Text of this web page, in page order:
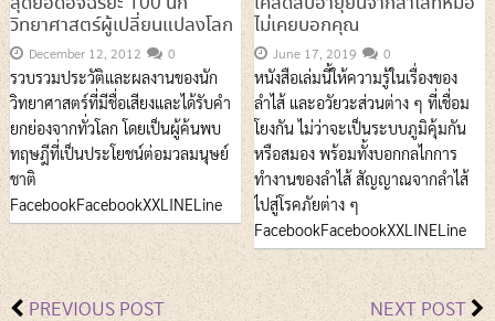
วิทยาศาสตร์ผู้เปลี่ยนแปลงโลก
December 12, 2012 0
รวบรวมประวัติและผลงานของนัก
วิทยาศาสตร์ที่มีชื่อเสียงและได้รับคำ
ยกย่องจากทั่วโลก โดยเป็นผู้ค้นพบ
ทฤษฎีที่เป็นประโยชน์ต่อมวลมนุษย์
ชาติ
FacebookFacebookXXLINELine
ไม่เคยบอกคุณ
June 17, 2019 0
หนังสือเล่มนี้ให้ความรู้ในเรื่องของ
ลำไส้ และอวัยวะส่วนต่าง ๆ ที่เชื่อม
โยงกัน ไม่ว่าจะเป็นระบบภูมิคุ้มกัน
หรือสมอง พร้อมทั้งบอกกลไกการ
ทำงานของลำไส้ สัญญาณจากลำไส้
ไปสู่โรคภัยต่าง ๆ
FacebookFacebookXXLINELine
PREVIOUS POST NEXT POST